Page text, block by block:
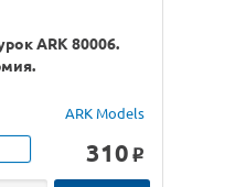
ARK 80006.
ARK Models
310 o